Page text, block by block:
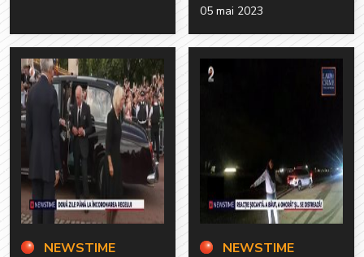
05 mai 2023
NEWSTIME
NEWSTIME